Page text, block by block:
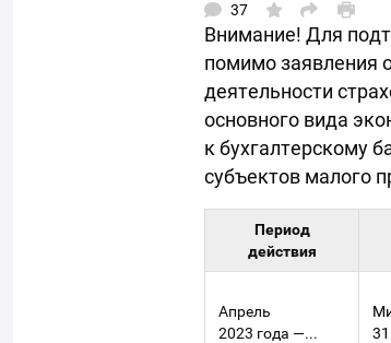
37
Открыть
окно
выбора
социальных
для
шаринга
материала
Версия
для
Внимание! Для
помимо заявления
деятельности
основного вида
к бухгалтерскому
субъектов малого
Период
действия
Апрель
2023 года —...